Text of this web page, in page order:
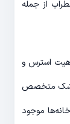
از جمله
استرس و
پزشک متخصص
موجود